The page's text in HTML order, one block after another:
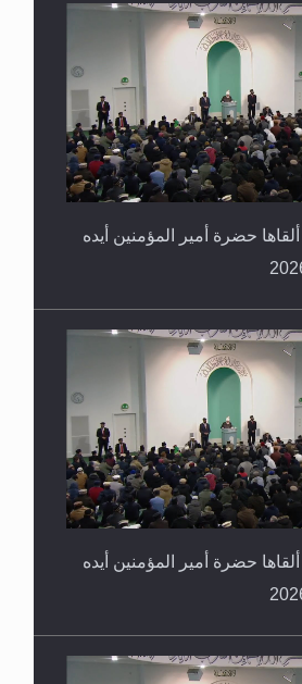
حضرة أمير المؤمنين أيده
حضرة أمير المؤمنين أيده